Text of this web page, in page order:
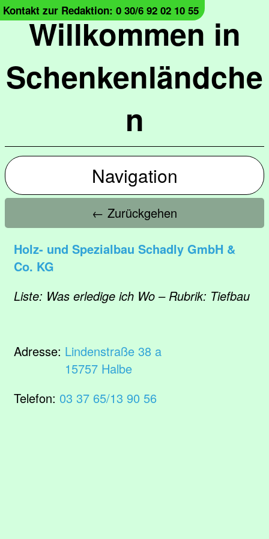
Willkommen in
Schenkenländche
n
Kontakt zur Redaktion: 0 30/6 92 02 10 55
Navigation
← Zurückgehen
Holz- und Spezialbau Schadly GmbH &
Co. KG
Liste: Was erledige ich Wo – Rubrik: Tiefbau
Adresse: Lindenstraße 38 a
15757 Halbe
Telefon: 03 37 65/13 90 56